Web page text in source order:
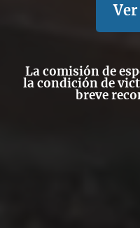
La comisión de
la condición de
breve